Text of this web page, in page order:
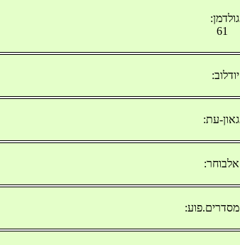
גולדמן:
61
יודלוב:
גאון-עת:
אלבוחר:
מסדרים.פוע: